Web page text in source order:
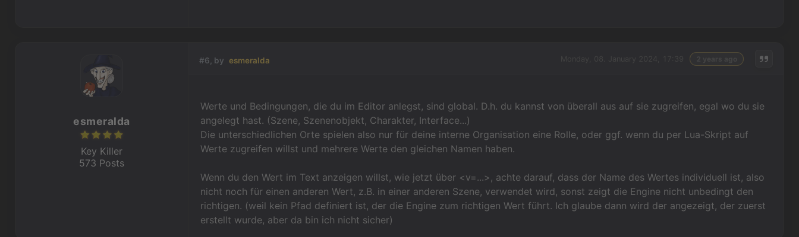
#6, by esmeralda
Werte und Bedingungen, die du im Editor anlegst, sind global. D.h. du kannst von überall aus auf sie zugreifen, egal wo du sie
angelegt hast. (Szene, Szenenobjekt, Charakter, Interface...)
Die unterschiedlichen Orte spielen also nur für deine interne Organisation eine Rolle, oder ggf. wenn du per Lua-Skript auf
Werte zugreifen willst und mehrere Werte den gleichen Namen haben.
Wenn du den Wert im Text anzeigen willst, wie jetzt über <v=...>, achte darauf, dass der Name des Wertes individuell ist, also
nicht noch für einen anderen Wert, z.B. in einer anderen Szene, verwendet wird, sonst zeigt die Engine nicht unbedingt den
richtigen. (weil kein Pfad definiert ist, der die Engine zum richtigen Wert führt. Ich glaube dann wird der angezeigt, der zuerst
erstellt wurde, aber da bin ich nicht sicher)
esmeralda
Key Killer
573 Posts